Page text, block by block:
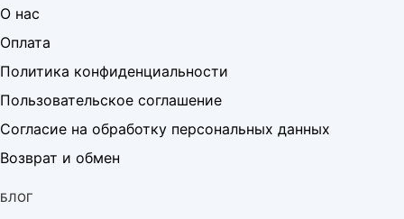
О нас
Оплата
Политика конфиденциальности
Пользовательское соглашение
Согласие на обработку персональных данных
Возврат и обмен
БЛОГ